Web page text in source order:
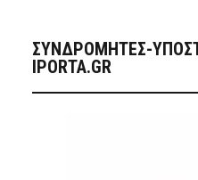
ΣΥΝΔΡΟΜΗΤΈΣ-
IPORTA.GR